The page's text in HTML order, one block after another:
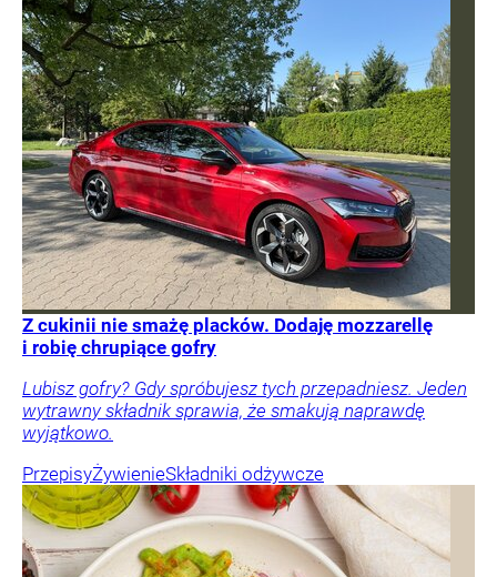
Z cukinii nie smażę placków. Dodaję mozzarellę
i robię chrupiące gofry
Lubisz gofry? Gdy spróbujesz tych przepadniesz. Jeden
wytrawny składnik sprawia, że smakują naprawdę
wyjątkowo.
PrzepisyŻywienieSkładniki odżywcze